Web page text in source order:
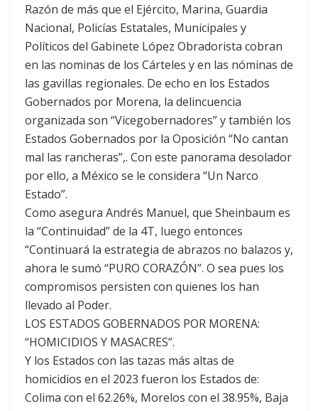
Razón de más que el Ejército, Marina, Guardia
Nacional, Policías Estatales, Municipales y
Políticos del Gabinete López Obradorista cobran
en las nominas de los Cárteles y en las nóminas de
las gavillas regionales. De echo en los Estados
Gobernados por Morena, la delincuencia
organizada son “Vicegobernadores” y también los
Estados Gobernados por la Oposición “No cantan
mal las rancheras”,. Con este panorama desolador
por ello, a México se le considera “Un Narco
Estado”.
Como asegura Andrés Manuel, que Sheinbaum es
la “Continuidad” de la 4T, luego entonces
“Continuará la estrategia de abrazos no balazos y,
ahora le sumó “PURO CORAZÓN”. O sea pues los
compromisos persisten con quienes los han
llevado al Poder.
LOS ESTADOS GOBERNADOS POR MORENA:
“HOMICIDIOS Y MASACRES”.
Y los Estados con las tazas más altas de
homicidios en el 2023 fueron los Estados de:
Colima con el 62.26%, Morelos con el 38.95%, Baja